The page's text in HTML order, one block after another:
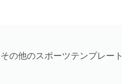
その他のスポーツテンプレート